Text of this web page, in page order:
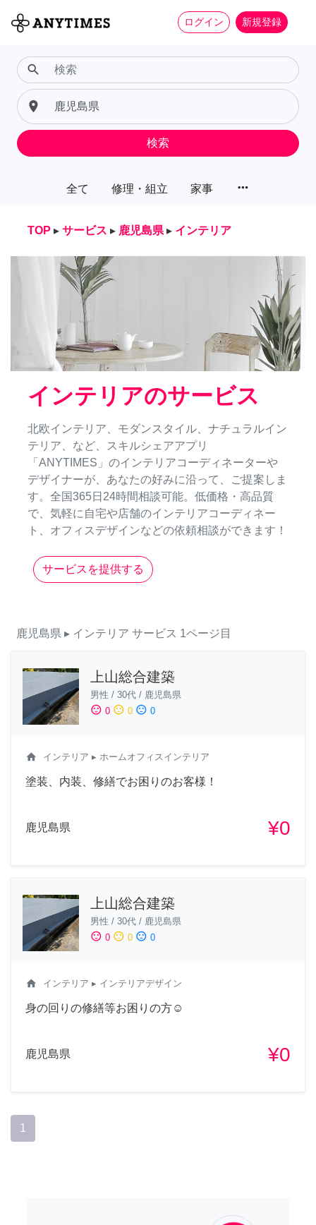
ログイン 新規登録
全て 修理・組立 家事 more_horiz
search
place
検索
TOP ▸ サービス ▸ 鹿児島県 ▸ インテリア
インテリアのサービス
北欧インテリア、モダンスタイル、ナチュラルイン
テリア、など、スキルシェアアプリ
「ANYTIMES」のインテリアコーディネーターや
デザイナーが、あなたの好みに沿って、ご提案しま
す。全国365日24時間相談可能。低価格・高品質
で、気軽に自宅や店舗のインテリアコーディネー
ト、オフィスデザインなどの依頼相談ができます！
サービスを提供する
鹿児島県 ▸ インテリア サービス 1ページ目
上山総合建築
男性 / 30代 / 鹿児島県
sentiment_satisfied 0 sentiment_neutral 0 sentiment_dissatisfied 0
home インテリア ▸ ホームオフィスインテリア
塗装、内装、修繕でお困りのお客様！
鹿児島県 ¥0
上山総合建築
男性 / 30代 / 鹿児島県
sentiment_satisfied 0 sentiment_neutral 0 sentiment_dissatisfied 0
home インテリア ▸ インテリアデザイン
身の回りの修繕等お困りの方☺️
鹿児島県 ¥0
1